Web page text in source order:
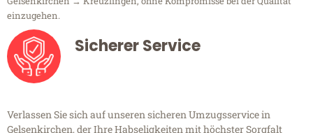
einzugehen.
Sicherer Service
Verlassen Sie sich auf unseren sicheren Umzugsservice in
Gelsenkirchen, der Ihre Habseligkeiten mit höchster Sorgfalt